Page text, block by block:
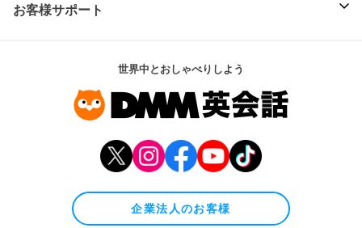
お客様サポート
世界中とおしゃべりしよう
企業法人のお客様